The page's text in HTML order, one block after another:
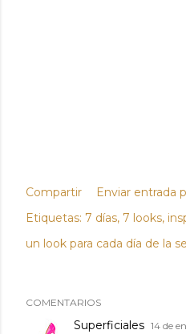
Compartir
Enviar entrada
Etiquetas: 7 días 7 looks
un look para cada día de la
COMENTARIOS
Superficiales 14 de